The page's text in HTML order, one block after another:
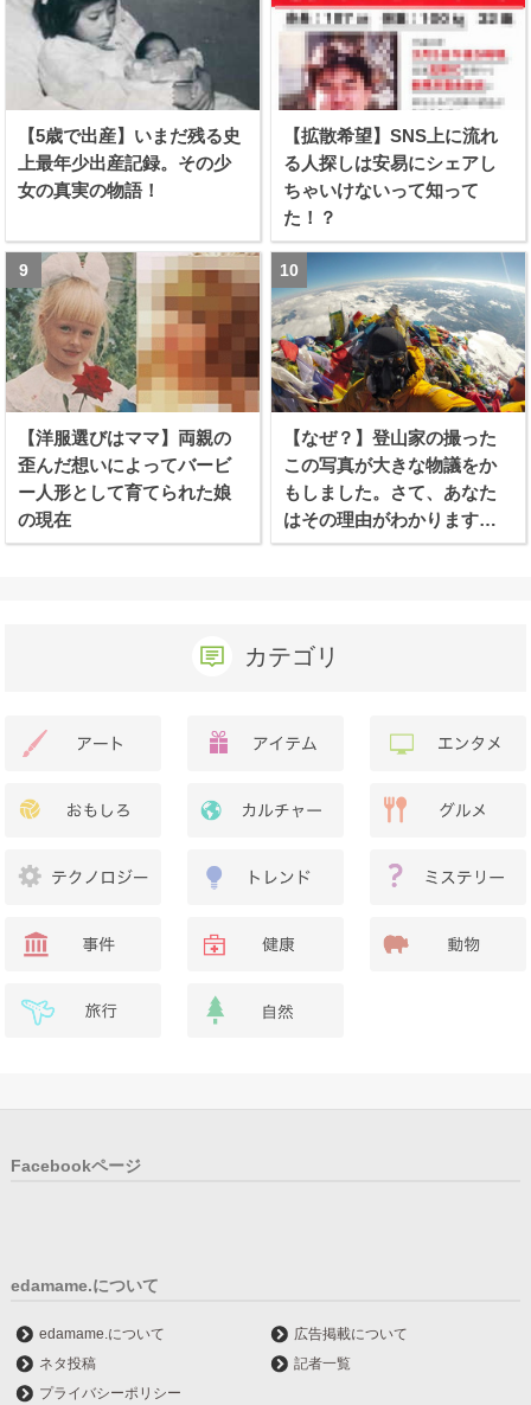
【5歳で出産】いまだ残る史
上最年少出産記録。その少
女の真実の物語！
【拡散希望】SNS上に流れ
る人探しは安易にシェアし
ちゃいけないって知って
た！？
【洋服選びはママ】両親の
歪んだ想いによってバービ
ー人形として育てられた娘
の現在
【なぜ？】登山家の撮った
この写真が大きな物議をか
もしました。さて、あなた
はその理由がわかります
か？
カテゴリ
Facebookページ
edamame.について
edamame.について
広告掲載について
ネタ投稿
記者一覧
プライバシーポリシー